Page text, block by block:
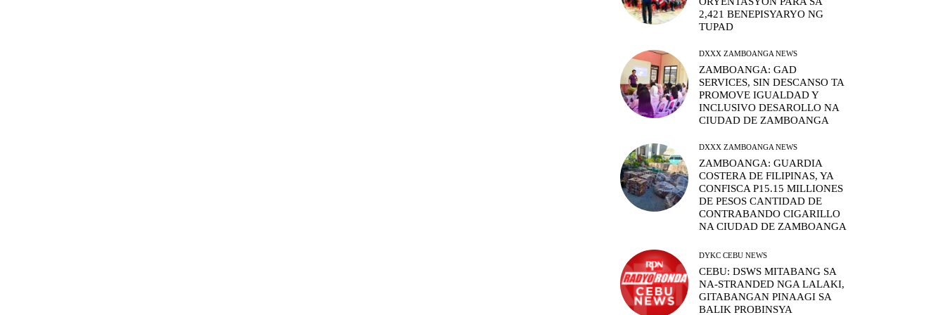
2,421 BENEPISYARYO NG
TUPAD
DXXX ZAMBOANGA NEWS
ZAMBOANGA: GAD
SERVICES, SIN DESCANSO TA
PROMOVE IGUALDAD Y
INCLUSIVO DESAROLLO NA
CIUDAD DE ZAMBOANGA
DXXX ZAMBOANGA NEWS
ZAMBOANGA: GUARDIA
COSTERA DE FILIPINAS, YA
CONFISCA P15.15 MILLIONES
DE PESOS CANTIDAD DE
CONTRABANDO CIGARILLO
NA CIUDAD DE ZAMBOANGA
DYKC CEBU NEWS
CEBU: DSWS MITABANG SA
NA-STRANDED NGA LALAKI,
GITABANGAN PINAAGI SA
BALIK PROBINSYA